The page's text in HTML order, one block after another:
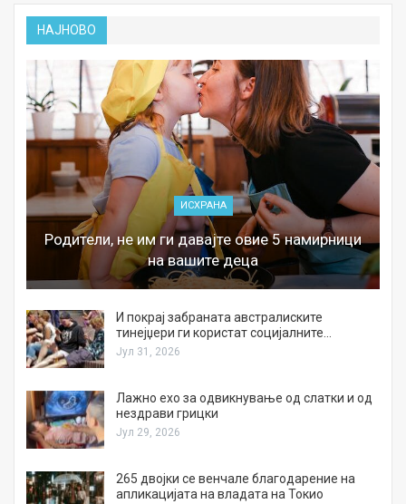
НАЈНОВО
ИСХРАНА
Родители, не им ги давајте овие 5 намирници
на вашите деца
И покрај забраната австралиските
тинејџери ги користат социјалните…
Јул 31, 2026
Лажно ехо за одвикнување од слатки и од
нездрави грицки
Јул 29, 2026
265 двојки се венчале благодарение на
апликацијата на владата на Токио